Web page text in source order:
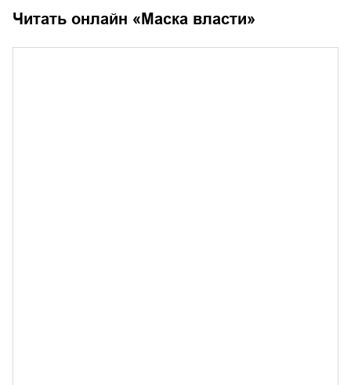
Читать онлайн « Маска власти»